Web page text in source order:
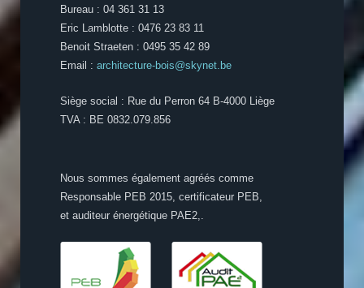
Bureau : 04 361 31 13
Eric Lamblotte : 0476 23 83 11
Benoit Straeten : 0495 35 42 89
Email : architecture-bois@skynet.be
Siège social : Rue du Perron 64 B-4000 Liège
TVA : BE 0832.079.856
Nous sommes également agréés comme
Responsable PEB 2015, certificateur PEB,
et auditeur énergétique PAE2,.